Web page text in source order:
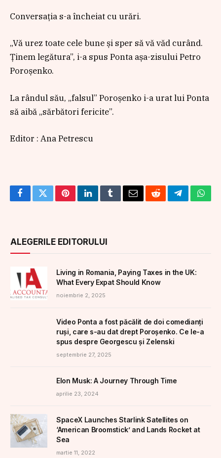
Conversația s-a încheiat cu urări.
„Vă urez toate cele bune și sper să vă văd curând.
Ținem legătura”, i-a spus Ponta așa-zisului Petro
Poroșenko.
La rândul său, „falsul” Poroșenko i-a urat lui Ponta
să aibă „sărbători fericite”.
Editor : Ana Petrescu
FacebookTwitterPinterestLinkedInTumblrEmailRedditTelegram
ALEGERILE EDITORULUI
Living in Romania, Paying Taxes in the UK:
What Every Expat Should Know
noiembrie 2, 2025
Video Ponta a fost păcălit de doi comedianți
ruși, care s-au dat drept Poroșenko. Ce le-a
spus despre Georgescu și Zelenski
septembrie 27, 2025
Elon Musk: A Journey Through Time
aprilie 23, 2024
SpaceX Launches Starlink Satellites on
‘American Broomstick’ and Lands Rocket at
Sea
martie 11, 2022